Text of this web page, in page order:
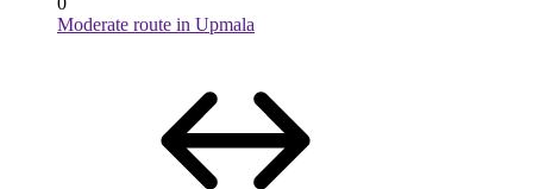
Moderate route in Upmala